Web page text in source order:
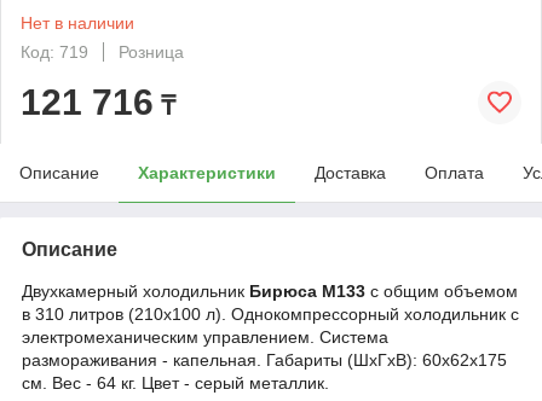
Нет в наличии
Код: 719
Розница
121 716 ₸
Описание Характеристики Доставка Оплата
Описание
Двухкамерный холодильник Бирюса М133 с общим объемом
в 310 литров (210х100 л). Однокомпрессорный холодильник с
электромеханическим управлением. Система
размораживания - капельная.
Габариты (ШхГхВ): 60х62х175
см. Вес - 64 кг. Цвет - серый металлик.